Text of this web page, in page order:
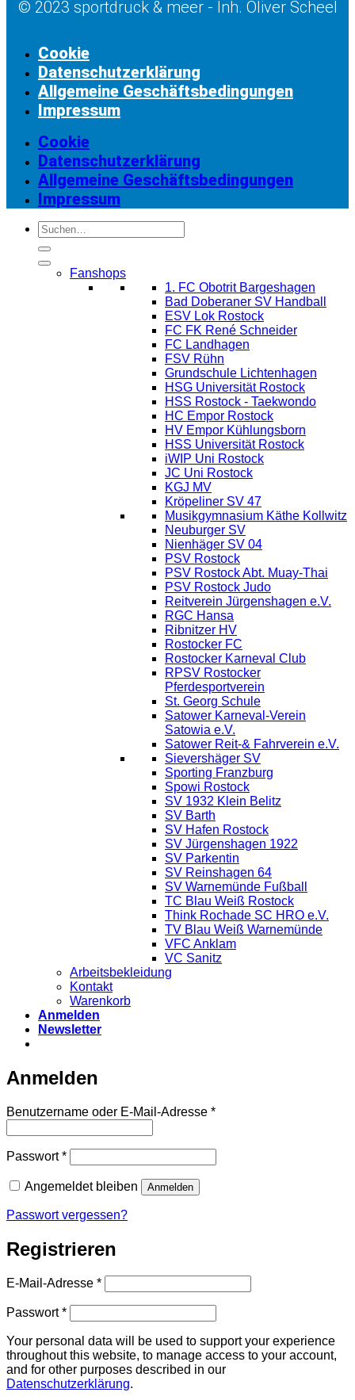
© 2023 sportdruck & meer - Inh. Oliver Scheel
Cookie
Datenschutzerklärung
Allgemeine Geschäftsbedingungen
Impressum
Cookie
Datenschutzerklärung
Allgemeine Geschäftsbedingungen
Impressum
Suchen
nach:
Fanshops
1. FC Obotrit Bargeshagen
Bad Doberaner SV Handball
ESV Lok Rostock
FC FK René Schneider
FC Landhagen
FSV Rühn
Grundschule Lichtenhagen
HSG Universität Rostock
HSS Rostock - Taekwondo
HC Empor Rostock
HV Empor Kühlungsborn
HSS Universität Rostock
iWIP Uni Rostock
JC Uni Rostock
KGJ MV
Kröpeliner SV 47
Musikgymnasium Käthe Kollwitz
Neuburger SV
Nienhäger SV 04
PSV Rostock
PSV Rostock Abt. Muay-Thai
PSV Rostock Judo
Reitverein Jürgenshagen e.V.
RGC Hansa
Ribnitzer HV
Rostocker FC
Rostocker Karneval Club
RPSV Rostocker
Pferdesportverein
St. Georg Schule
Satower Karneval-Verein
Satowia e.V.
Satower Reit-& Fahrverein e.V.
Sievershäger SV
Sporting Franzburg
Spowi Rostock
SV 1932 Klein Belitz
SV Barth
SV Hafen Rostock
SV Jürgenshagen 1922
SV Parkentin
SV Reinshagen 64
SV Warnemünde Fußball
TC Blau Weiß Rostock
Think Rochade SC HRO e.V.
TV Blau Weiß Warnemünde
VFC Anklam
VC Sanitz
Arbeitsbekleidung
Kontakt
Warenkorb
Anmelden
Newsletter
Anmelden
Benutzername oder E-Mail-Adresse *Erforderlich
Passwort*Erforderlich
Angemeldet bleiben Anmelden
Passwort vergessen?
Registrieren
E-Mail-Adresse *Erforderlich
Passwort*Erforderlich
Your personal data will be used to support your experience
throughout this website, to manage access to your account,
and for other purposes described in our
Datenschutzerklärung.